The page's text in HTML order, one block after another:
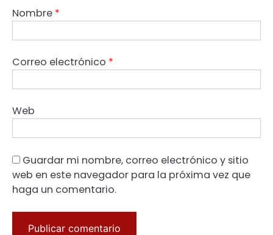
Nombre *
Correo electrónico *
Web
Guardar mi nombre, correo electrónico y sitio
web en este navegador para la próxima vez que
haga un comentario.